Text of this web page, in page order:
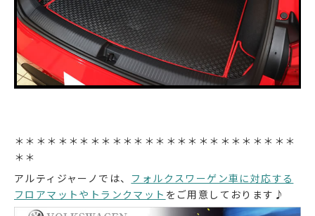
＊＊＊＊＊＊＊＊＊＊＊＊＊＊＊＊＊＊＊＊＊＊＊＊＊＊
＊＊
アルティジャーノでは、 フォルクスワーゲン車に対応する
フロアマットやトランクマット をご用意しております♪